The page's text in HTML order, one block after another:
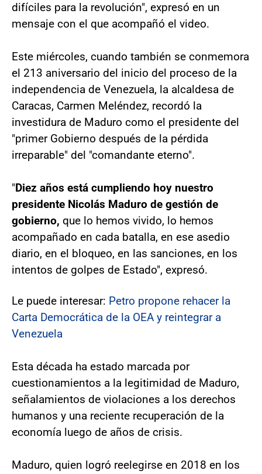
difíciles para la revolución", expresó en un
mensaje con el que acompañó el video.
Este miércoles, cuando también se conmemora
el 213 aniversario del inicio del proceso de la
independencia de Venezuela, la alcaldesa de
Caracas, Carmen Meléndez, recordó la
investidura de Maduro como el presidente del
"primer Gobierno después de la pérdida
irreparable" del "comandante eterno".
"Diez años está cumpliendo hoy nuestro
presidente Nicolás Maduro de gestión de
gobierno, que lo hemos vivido, lo hemos
acompañado en cada batalla, en ese asedio
diario, en el bloqueo, en las sanciones, en los
intentos de golpes de Estado", expresó.
Le puede interesar: Petro propone rehacer la
Carta Democrática de la OEA y reintegrar a
Venezuela
Esta década ha estado marcada por
cuestionamientos a la legitimidad de Maduro,
señalamientos de violaciones a los derechos
humanos y una reciente recuperación de la
economía luego de años de crisis.
Maduro, quien logró reelegirse en 2018 en los